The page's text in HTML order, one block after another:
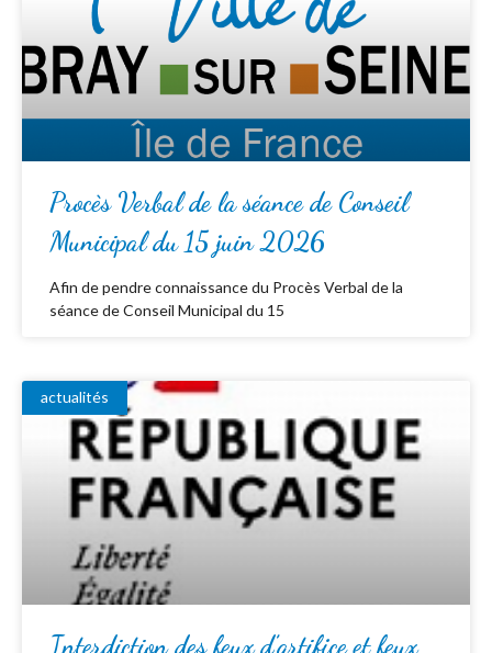
Procès Verbal de la séance de Conseil
Municipal du 15 juin 2026
Afin de pendre connaissance du Procès Verbal de la
séance de Conseil Municipal du 15
actualités
Interdiction des feux d’artifice et feux